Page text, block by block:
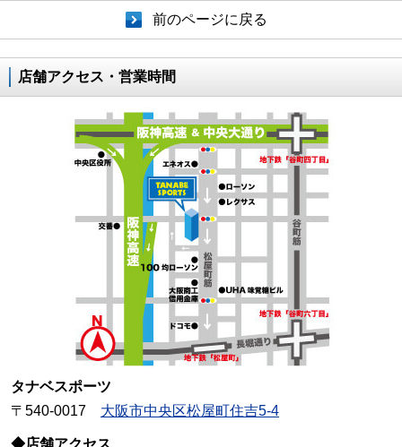
前のページに戻る
店舗アクセス・営業時間
タナベスポーツ
〒540-0017 大阪市中央区松屋町住吉5-4